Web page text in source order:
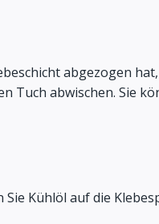
abgezogen
Tuch abwischen. Sie
Kühlöl auf die